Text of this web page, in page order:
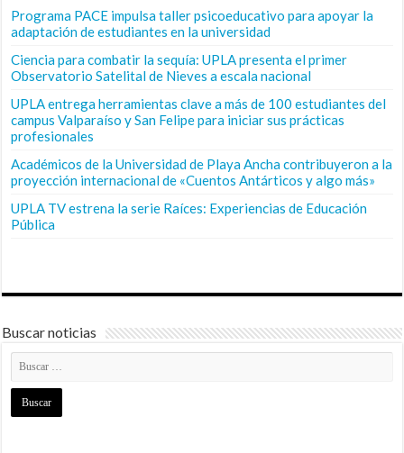
Programa PACE impulsa taller psicoeducativo para apoyar la
adaptación de estudiantes en la universidad
Ciencia para combatir la sequía: UPLA presenta el primer
Observatorio Satelital de Nieves a escala nacional
UPLA entrega herramientas clave a más de 100 estudiantes del
campus Valparaíso y San Felipe para iniciar sus prácticas
profesionales
Académicos de la Universidad de Playa Ancha contribuyeron a la
proyección internacional de «Cuentos Antárticos y algo más»
UPLA TV estrena la serie Raíces: Experiencias de Educación
Pública
Buscar noticias